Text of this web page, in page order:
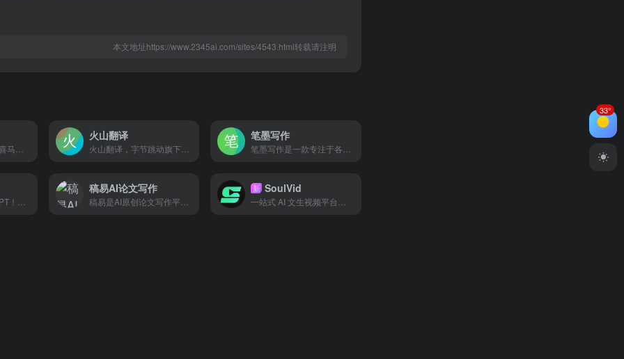
本文地址https://www.2345ai.com/sites/4543.html转载请注明
火山翻译
火山翻译，字节跳动旗下的机器翻译品牌，支持超过100种语种的免费在线翻译，并支持多种领域翻译
笔墨写作
稿易AI论文写作 新 SoulVid
33°